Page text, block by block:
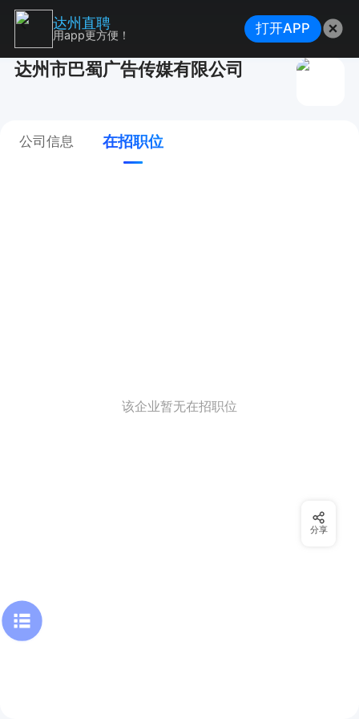
达州市巴蜀广告传媒有限公司
公司信息 在招职位
该企业暂无在招职位
分享
达州直聘
用app更方便！ 打开APP